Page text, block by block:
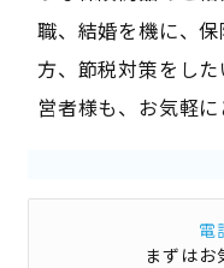
職、結婚を機に、
方、節税対策をし
営者様も、お気軽に
電
まずはお